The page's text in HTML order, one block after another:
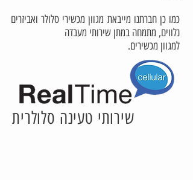
כמו כן חברתנו מייבאת מגוון מכשירי סלולר ואביזרים
נלווים, מתמחה במתן שירותי מעבדה
למגוון מכשירים.
שירותי טעינה סלולרית